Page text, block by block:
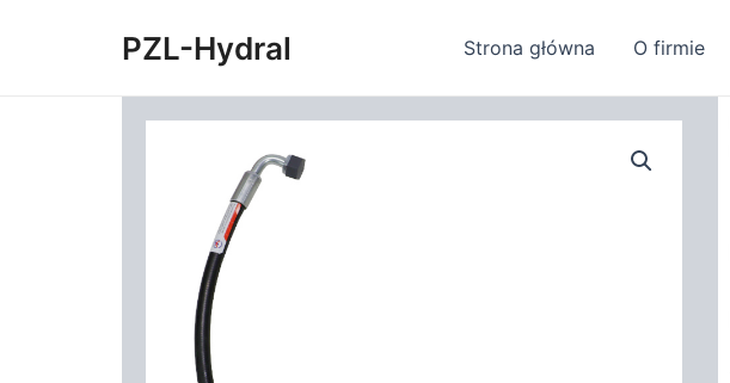
PZL-Hydral Strona główna O firmie